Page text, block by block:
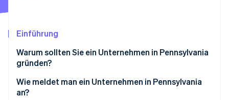
CO₂-Entnahme
Identity
Online-Identitätsprüfung
Einführung
Warum sollten Sie ein Unternehmen in Pennsylvania
gründen?
Wie meldet man ein Unternehmen in Pennsylvania
an?